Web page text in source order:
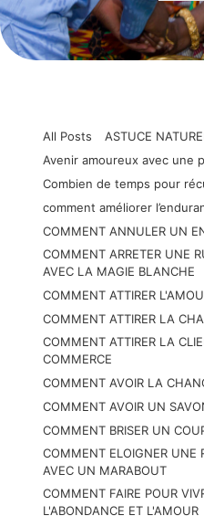
All Posts
ASTUCE
Avenir amoureux avec une
Combien de temps pour
comment améliorer
COMMENT ANNULER UN
COMMENT ARRETER UNE
AVEC LA MAGIE BLANCHE
COMMENT ATTIRER
COMMENT ATTIRER LA
COMMENT ATTIRER LA
COMMERCE
COMMENT AVOIR LA
COMMENT AVOIR UN
COMMENT BRISER UN
COMMENT ELOIGNER UNE
AVEC UN MARABOUT
COMMENT FAIRE POUR
L'ABONDANCE ET L'AMOUR